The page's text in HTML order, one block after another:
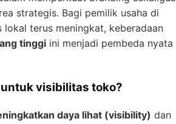
strategis. Bagi pemilik usaha di
terus meningkat, keberadaan
tinggi ini menjadi pembeda nyata
visibilitas toko?
daya lihat (visibility) dan